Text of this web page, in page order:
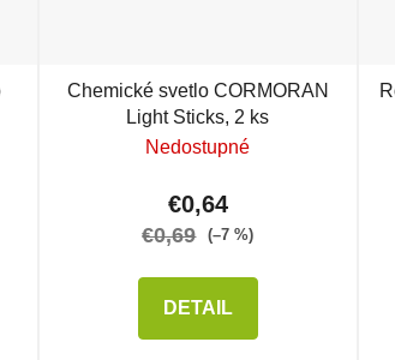
Chemické svetlo CORMORAN
Light Sticks, 2 ks
Nedostupné
€0,64
€0,69 (–7 %)
DETAIL